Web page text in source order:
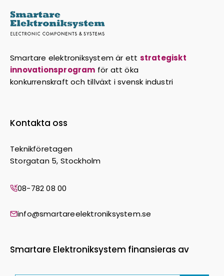
Smartare elektroniksystem är ett strategiskt
innovationsprogram för att öka
konkurrenskraft och tillväxt i svensk industri
Kontakta oss
Teknikföretagen
Storgatan 5, Stockholm
08-782 08 00
info@smartareelektroniksystem.se
Smartare Elektroniksystem finansieras av